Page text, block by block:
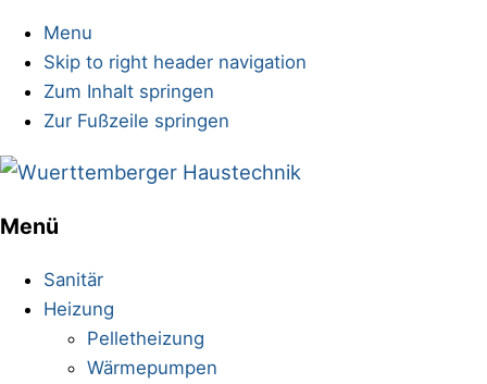
Menu
Skip to right header navigation
Zum Inhalt springen
Zur Fußzeile springen
Sanitärinstallationen
Mobile
Menu
Menü
Sanitär
Heizung
Pelletheizung
Wärmepumpen